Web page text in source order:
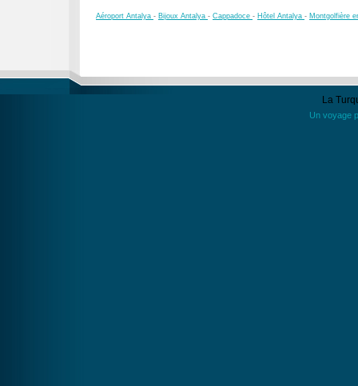
Aéroport Antalya - Bijoux Antalya - Cappadoce - Hôtel Antalya - Montgolfière
Un voyage
La